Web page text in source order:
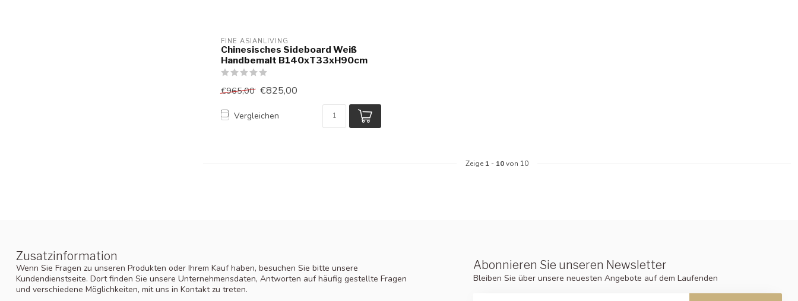
FINE ASIANLIVING
Chinesisches Sideboard Weiß
Handbemalt B140xT33xH90cm
€965,00 €825,00
Vergleichen
Zeige 1 - 10von 10
Zusatzinformation
Wenn Sie Fragen zu unseren Produkten oder Ihrem Kauf haben, besuchen Sie bitte unsere
Kundendienstseite. Dort finden Sie unsere Unternehmensdaten, Antworten auf häufig gestellte Fragen
und verschiedene Möglichkeiten, mit uns in Kontakt zu treten.
Abonnieren Sie unseren Newsletter
Bleiben Sie über unsere neuesten Angebote auf dem Laufenden